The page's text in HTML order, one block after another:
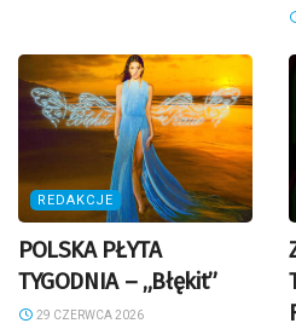
REDAKCJE
POLSKA PŁYTA
TYGODNIA – „Błękit”
29 CZERWCA 2026